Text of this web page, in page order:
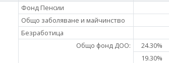
Фонд Пенсии
Общо заболяване и майчинство
Безработица
Общо фонд ДОО:
24.30%
19.30%